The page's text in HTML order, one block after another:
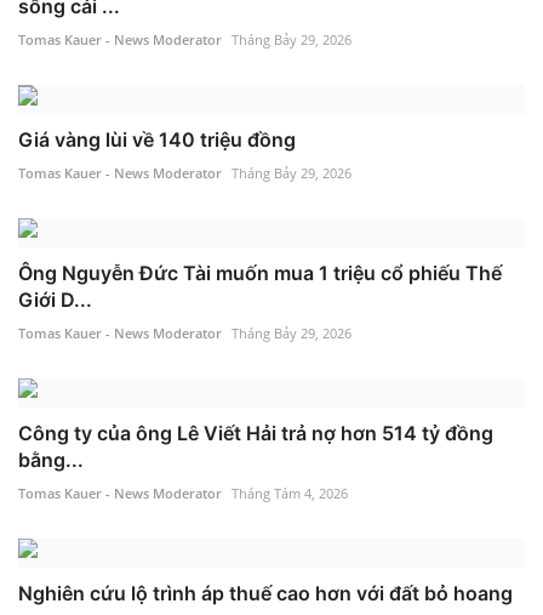
sống cải ...
Tomas Kauer - News Moderator Tháng Bảy 29, 2026
Giá vàng lùi về 140 triệu đồng
Tomas Kauer - News Moderator Tháng Bảy 29, 2026
Ông Nguyễn Đức Tài muốn mua 1 triệu cổ phiếu Thế
Giới D...
Tomas Kauer - News Moderator Tháng Bảy 29, 2026
Công ty của ông Lê Viết Hải trả nợ hơn 514 tỷ đồng
bằng...
Tomas Kauer - News Moderator Tháng Tám 4, 2026
Nghiên cứu lộ trình áp thuế cao hơn với đất bỏ hoang